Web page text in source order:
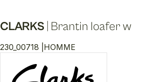
CLARKS Brantin loafer w
230_00718 | HOMME